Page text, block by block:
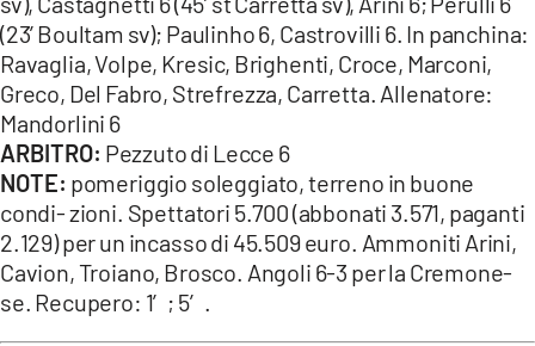
(23’ Boultam sv); Paulinho 6, Castrovilli 6. In panchina:
Ravaglia, Volpe, Kresic, Brighenti, Croce, Marconi,
Greco, Del Fabro, Strefrezza, Carretta. Allenatore:
Mandorlini 6
ARBITRO: Pezzuto di Lecce 6
NOTE: pomeriggio soleggiato, terreno in buone
condi- zioni. Spettatori 5.700 (abbonati 3.571, paganti
2.129) per un incasso di 45.509 euro. Ammoniti Arini,
Cavion, Troiano, Brosco. Angoli 6-3 per la Cremone-
se. Recupero: 1′; 5′.